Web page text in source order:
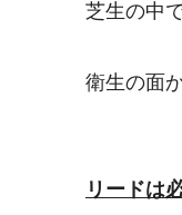
芝生の中
衛生の面
リードは